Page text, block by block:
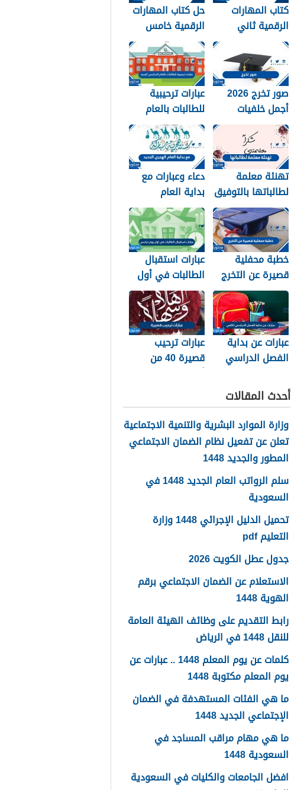
كتاب المهارات
الرقمية ثاني
متوسط 1448
حل كتاب المهارات
الرقمية خامس
1448
صور تخرج 2026
أجمل خلفيات
رمزيات استكرات
مبروك التخرج
1448
عبارات ترحيبية
للطالبات بالعام
الدراسي الجديد
1448 بالصور
تهنئة معلمة
لطالباتها بالتوفيق
والنجاح والتخرج
2026
دعاء وعبارات مع
بداية العام
الهجري الجديد
1448
خطبة محفلية
قصيرة عن التخرج
2026
عبارات استقبال
الطالبات في أول
يوم دراسي 1448
عبارات عن بداية
الفصل الدراسي
عبارات ترحيب
قصيرة 40 من
أجمل عبارات ترحيب
2026
أحدث المقالات
وزارة الموارد البشرية والتنمية الاجتماعية
تعلن عن تفعيل نظام الضمان الاجتماعي
المطور والجديد 1448
سلم الرواتب العام الجديد 1448 في
السعودية
تحميل الدليل الإجرائي 1448 وزارة
التعليم pdf
جدول عطل الكويت 2026
الاستعلام عن الضمان الاجتماعي برقم
الهوية 1448
رابط التقديم على وظائف الهيئة العامة
للنقل 1448 في الرياض
كلمات عن يوم المعلم 1448 .. عبارات عن
يوم المعلم مكتوبة 1448
ما هي الفئات المستهدفة في الضمان
الإجتماعي الجديد 1448
ما هي مهام مراقب المساجد في
السعودية 1448
افضل الجامعات والكليات في السعودية